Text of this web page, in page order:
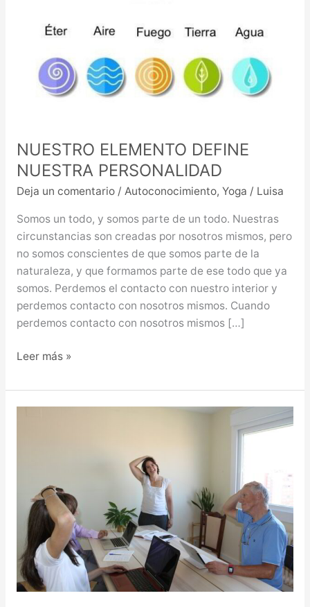
NUESTRO ELEMENTO DEFINE
NUESTRA PERSONALIDAD
Deja un comentario / Autoconocimiento, Yoga / Luisa
Somos un todo, y somos parte de un todo. Nuestras
circunstancias son creadas por nosotros mismos, pero
no somos conscientes de que somos parte de la
naturaleza, y que formamos parte de ese todo que ya
somos. Perdemos el contacto con nuestro interior y
perdemos contacto con nosotros mismos. Cuando
perdemos contacto con nosotros mismos […]
PERSONALIDAD
Leer más »
Bienestar
Laboral?